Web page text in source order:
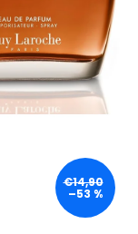
€14,90
–53 %